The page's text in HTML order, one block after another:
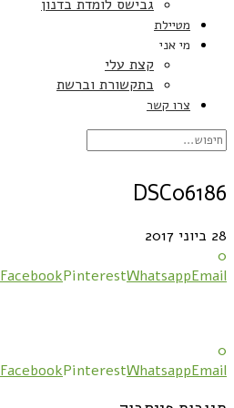
גבישס לומדת בדנון
מטיילת
מי אני
קצת עלי
בתקשורת וברשת
צרו קשר
DSC06186
28 ביוני 2017
0
FacebookPinterestWhatsappEmail
0
FacebookPinterestWhatsappEmail